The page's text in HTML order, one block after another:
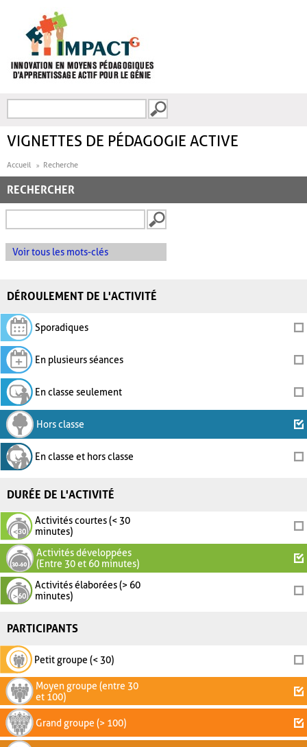
FORMULAIRE DE
VIGNETTES DE PÉDAGOGIE ACTIVE
Accueil Recherche
RECHERCHER
Voir tous les mots-clés
DÉROULEMENT DE L'ACTIVITÉ
Sporadiques
En plusieurs séances
En classe seulement
Hors classe
En classe et hors classe
DURÉE DE L'ACTIVITÉ
Activités courtes (< 30
minutes)
Activités développées
(Entre 30 et 60 minutes)
Activités élaborées (> 60
minutes)
PARTICIPANTS
Petit groupe (< 30)
Moyen groupe (entre 30
et 100)
Grand groupe (> 100)